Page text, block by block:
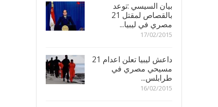
بيان السيسي :توعد
بالقصاص لمقتل 21
مصري في ليبيا...
17/02/2015
داعش ليبيا تعلن اعدام 21
مسيحي مصري في
طرابلس...
16/02/2015